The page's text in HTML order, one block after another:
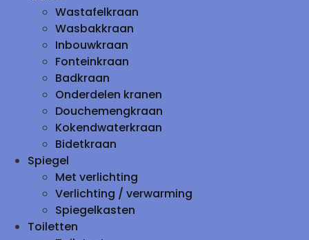
Wastafelkraan
Wasbakkraan
Inbouwkraan
Fonteinkraan
Badkraan
Onderdelen kranen
Douchemengkraan
Kokendwaterkraan
Bidetkraan
Spiegel
Met verlichting
Verlichting / verwarming
Spiegelkasten
Toiletten